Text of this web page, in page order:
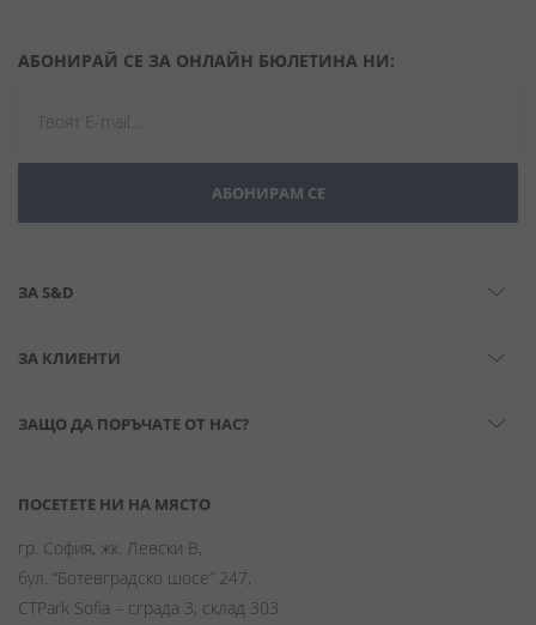
АБОНИРАЙ СЕ ЗА ОНЛАЙН БЮЛЕТИНА НИ:
АБОНИРАМ СЕ
ЗА S&D
ЗА КЛИЕНТИ
ЗАЩО ДА ПОРЪЧАТЕ ОТ НАС?
ПОСЕТЕТЕ НИ НА МЯСТО
гр. София, жк. Левски В,
бул. “Ботевградско шосе” 247,
CTPark Sofia – сграда 3, склад 303